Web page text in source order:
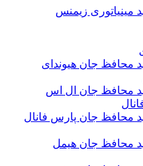
مینیاتوری زیمنس
محافظ جان هیوندای
محافظ جان ال اس
محافظ جان پارس فانال
محافظ جان هیمل